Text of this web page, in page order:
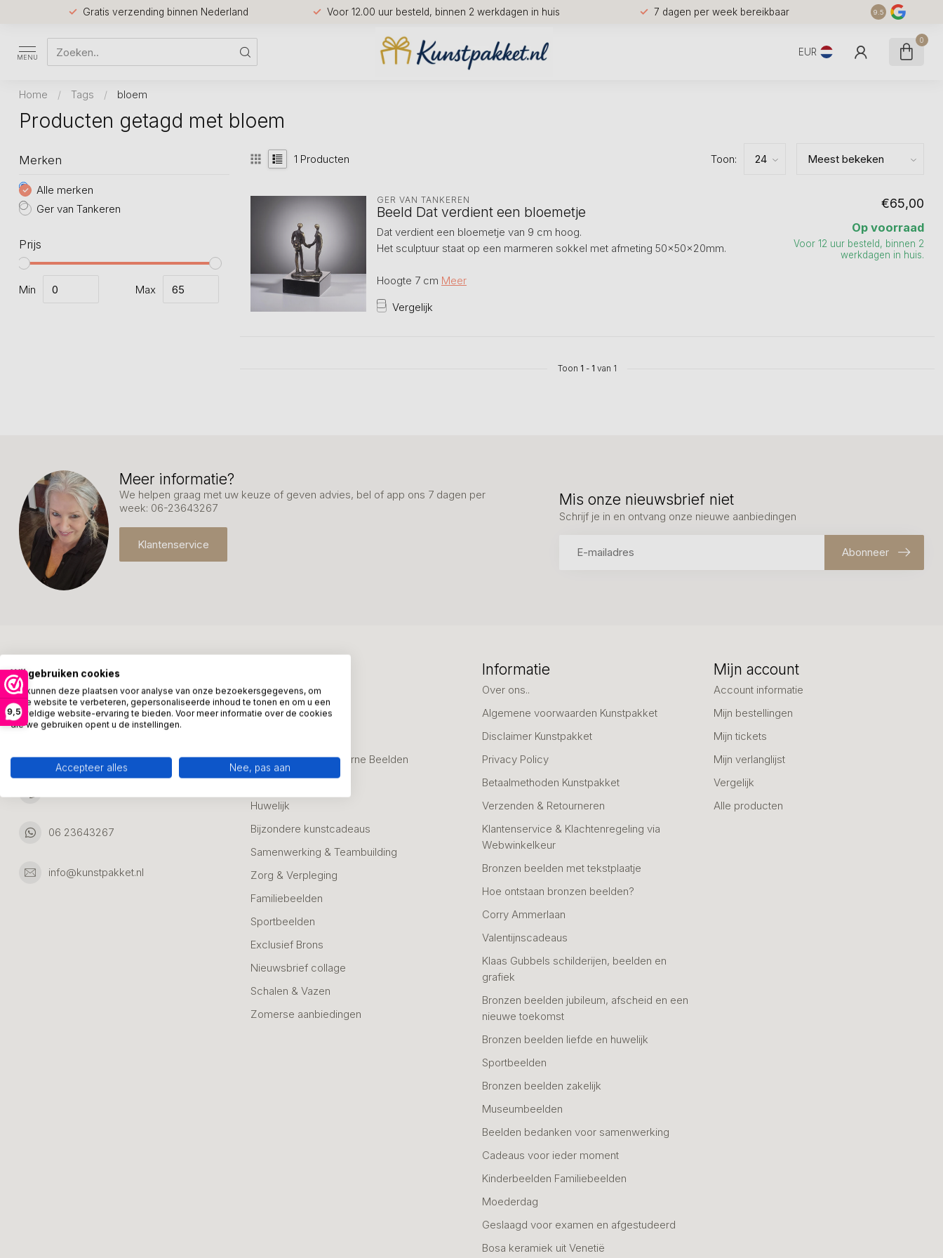
9,5
Gratis verzending binnen Nederland Voor 12.00 uur besteld, binnen 2 werkdagen in huis 7 dagen per week bereikbaar 9.5
MENU EUR
0
Home / Tags / bloem
Producten getagd met bloem
Merken
Alle merken
Ger van Tankeren
Prijs
Min Max
1 Producten Toon:
GER VAN TANKEREN
Beeld Dat verdient een bloemetje
Dat verdient een bloemetje van 9 cm hoog.
Het sculptuur staat op een marmeren sokkel met afmeting 50x50x20mm.
Hoogte 7 cm Meer
Vergelijk
€65,00
Op voorraad
Voor 12 uur besteld, binnen 2
werkdagen in huis.
Toon 1 - 1 van 1
Meer informatie?
We helpen graag met uw keuze of geven advies, bel of app ons 7 dagen per
week: 06-23643267
Klantenservice
Mis onze nieuwsbrief niet
Schrijf je in en ontvang onze nieuwe aanbiedingen
Abonneer
Kunstpakket Nederland
Adresgegevens:
Ambachtsweg 46
Nederland
06 23643267
info@kunstpakket.nl
Zakelijke Cadeaus
Bedanken
Alle Bronzen & Moderne Beelden
Geslaagd
Huwelijk
Bijzondere kunstcadeaus
Samenwerking & Teambuilding
Zorg & Verpleging
Familiebeelden
Sportbeelden
Exclusief Brons
Nieuwsbrief collage
Schalen & Vazen
Zomerse aanbiedingen
Informatie
Over ons..
Algemene voorwaarden Kunstpakket
Disclaimer Kunstpakket
Privacy Policy
Betaalmethoden Kunstpakket
Verzenden & Retourneren
Klantenservice & Klachtenregeling via
Webwinkelkeur
Bronzen beelden met tekstplaatje
Hoe ontstaan bronzen beelden?
Corry Ammerlaan
Valentijnscadeaus
Klaas Gubbels schilderijen, beelden en
grafiek
Bronzen beelden jubileum, afscheid en een
nieuwe toekomst
Bronzen beelden liefde en huwelijk
Sportbeelden
Bronzen beelden zakelijk
Museumbeelden
Beelden bedanken voor samenwerking
Cadeaus voor ieder moment
Kinderbeelden Familiebeelden
Moederdag
Geslaagd voor examen en afgestudeerd
Bosa keramiek uit Venetië
Mijn account
Account informatie
Mijn bestellingen
Mijn tickets
Mijn verlanglijst
Vergelijk
Alle producten
Wij gebruiken cookies
We kunnen deze plaatsen voor analyse van onze bezoekersgegevens, om
onze website te verbeteren, gepersonaliseerde inhoud te tonen en om u een
geweldige website-ervaring te bieden. Voor meer informatie over de cookies
die we gebruiken opent u de instellingen.
Accepteer alles Nee, pas aan